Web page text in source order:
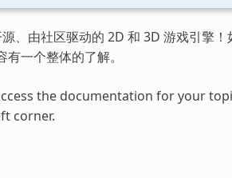
、由社区驱动的 2D 和 3D 游戏引擎！
一个整体的了解。
the documentation for your
corner.